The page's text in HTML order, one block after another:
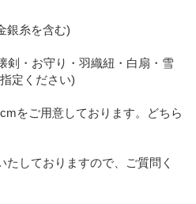
銀糸を含む)
剣・お守り・羽織紐・白扇・雪
定ください)
をご用意しております。どちら
たしておりますので、ご質問く